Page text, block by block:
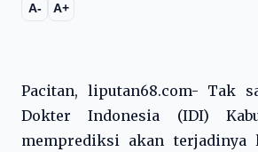
A- A+
Pacitan, liputan68.com- Tak
Dokter Indonesia (IDI)
memprediksi akan terjadinya